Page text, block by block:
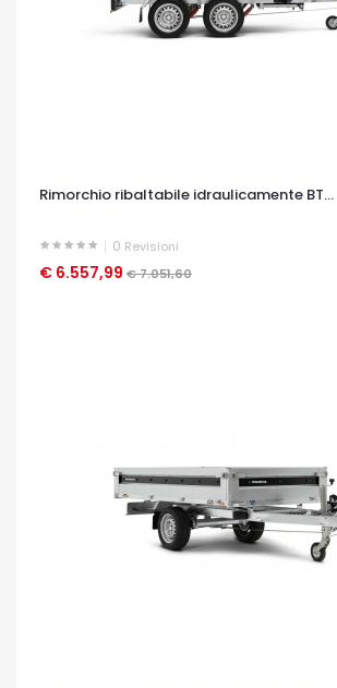
Rimorchio ribaltabile idraulicamente BT...
0 Revisioni
€ 6.557,99 € 7.051,60
OCCHIATA VELOCE